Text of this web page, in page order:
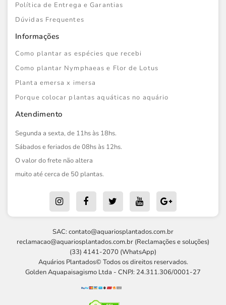
Política de Entrega e Garantias
Dúvidas Frequentes
Informações
Como plantar as espécies que recebi
Como plantar Nymphaeas e Flor de Lotus
Planta emersa x imersa
Porque colocar plantas aquáticas no aquário
Atendimento
Segunda a sexta, de 11hs às 18hs.
Sábados e feriados de 08hs às 12hs.
O valor do frete não altera
muito até cerca de 50 plantas.
SAC: contato@aquariosplantados.com.br
reclamacao@aquariosplantados.com.br (Reclamações e soluções)
(33) 4141-2070 (WhatsApp)
Aquários Plantados© Todos os direitos reservados.
Golden Aquapaisagismo Ltda - CNPJ: 24.311.306/0001-27